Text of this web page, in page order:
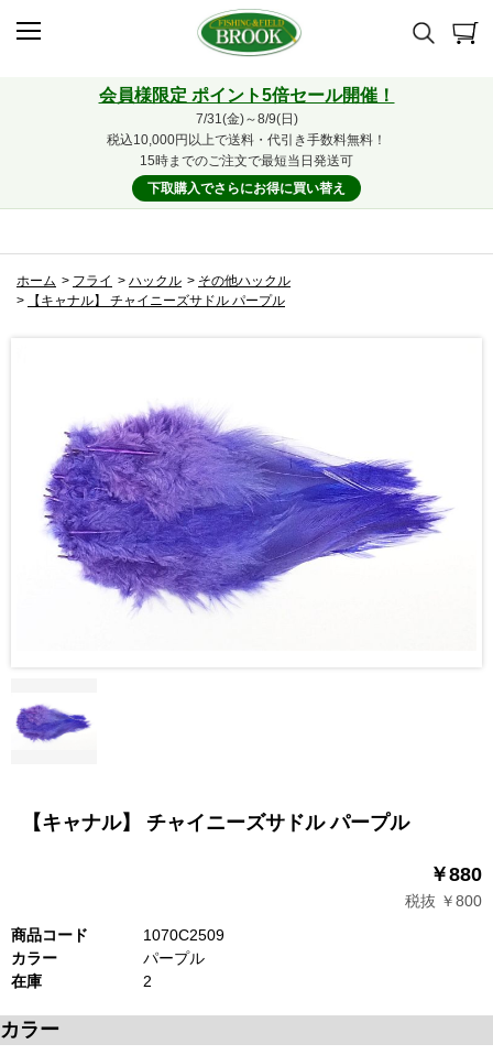
会員様限定 ポイント5倍セール開催！
7/31(金)～8/9(日)
税込10,000円以上で送料・代引き手数料無料！
15時までのご注文で最短当日発送可
下取購入でさらにお得に買い替え
ホーム > フライ > ハックル > その他ハックル
>
【キャナル】 チャイニーズサドル パープル
【キャナル】 チャイニーズサドル パープル
￥880
税抜 ￥800
商品コード
1070C2509
カラー
パープル
在庫
2
カラー